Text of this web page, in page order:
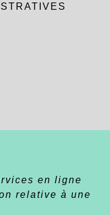
en ligne
relative à une